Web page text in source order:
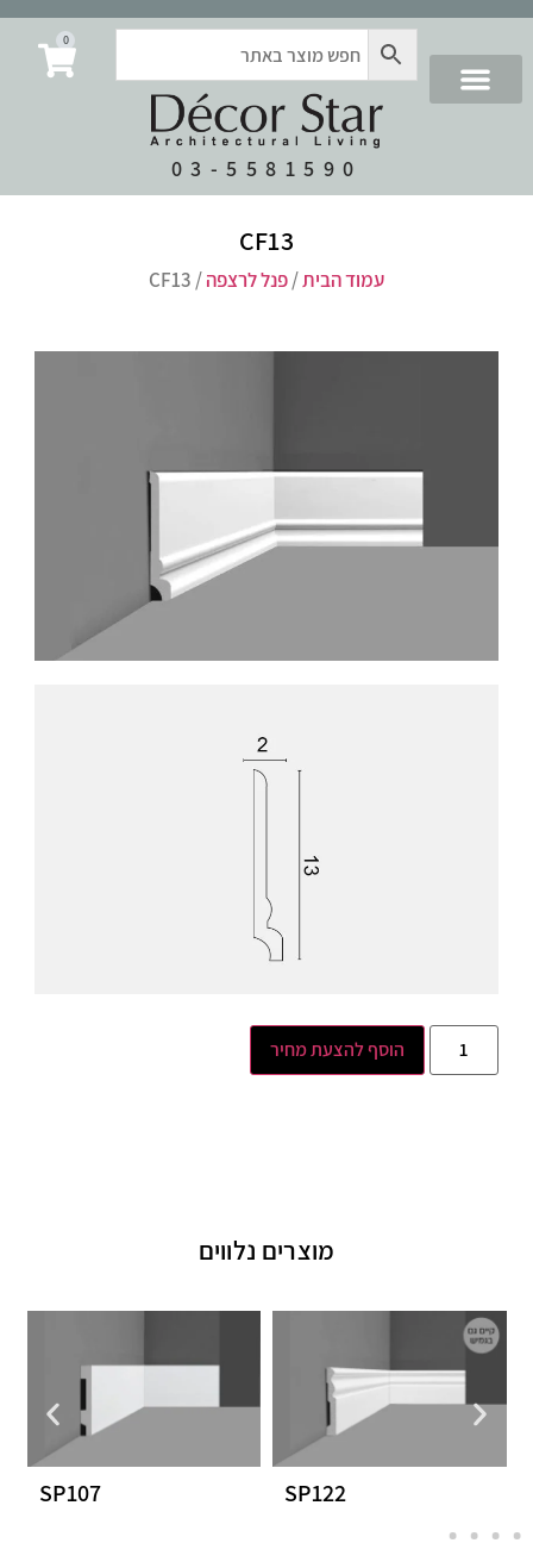
03-5581590
0
CF13
עמוד הבית/פנל לרצפה/ CF13
הוסף להצעת מחיר
מוצרים נלווים
SP122
SP107